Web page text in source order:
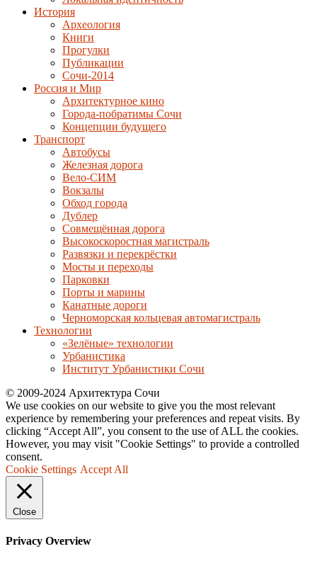
История
Археология
Книги
Прогулки
Публикации
Сочи-2014
Россия и Мир
Архитектурное кино
Города-побратимы Сочи
Концепции будущего
Транспорт
Автобусы
Железная дорога
Вело-СИМ
Вокзалы
Обход города
Дублер
Совмещённая дорога
Высокоскоростная магистраль
Развязки и перекрёстки
Мосты и переходы
Парковки
Порты и марины
Канатные дороги
Черноморская кольцевая автомагистраль
Технологии
«Зелёные» технологии
Урбанистика
Институт Урбанистики Сочи
© 2009-2024 Архитектура Сочи
We use cookies on our website to give you the most relevant
experience by remembering your preferences and repeat visits. By
clicking “Accept All”, you consent to the use of ALL the cookies.
However, you may visit "Cookie Settings" to provide a controlled
consent.
Cookie Settings Accept All
Close
Privacy Overview